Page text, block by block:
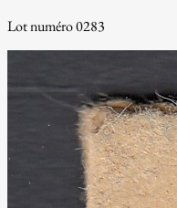
Lot numéro 0283